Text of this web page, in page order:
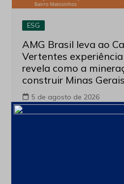
ESG
AMG Brasil leva ao
Vertentes
revela como a
construir Minas Gerais
5 de agosto de 2026